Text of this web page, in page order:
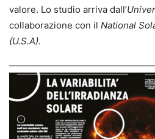
valore. Lo studio arriva dall’
collaborazione con il National
(U.S.A).